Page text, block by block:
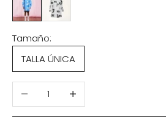
Tamaño:
TALLA ÚNICA
Reducir cantidadAumentar cantidad